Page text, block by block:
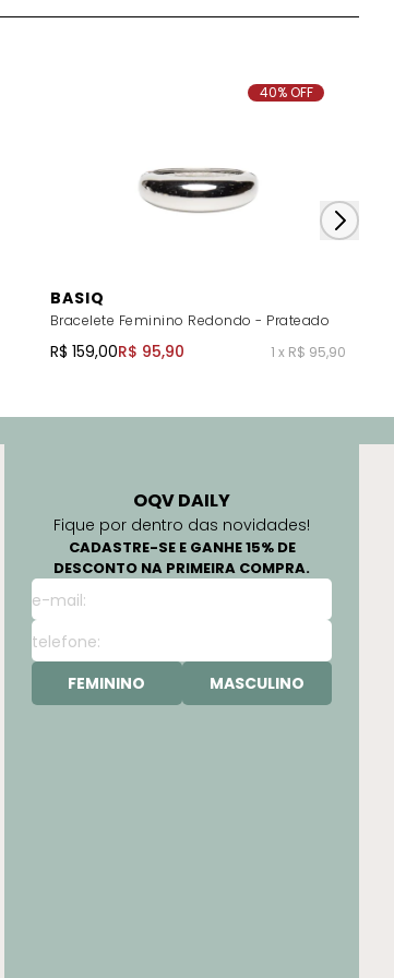
BASIQ
Bracelete Feminino Redondo - Prateado
R$ 159,00R$ 95,90 1 x R$ 95,90
40% OFF
OQV DAILY
Fique por dentro das novidades!
CADASTRE-SE E GANHE 15% DE
DESCONTO NA PRIMEIRA COMPRA.
FEMININO MASCULINO